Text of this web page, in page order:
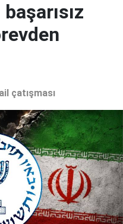
çatışması